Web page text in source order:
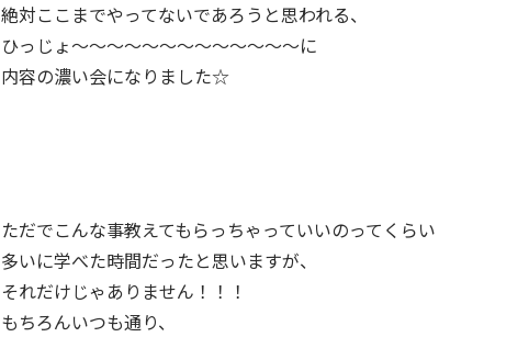
絶対ここまでやってないであろうと思われる、
ひっじょ～～～～～～～～～～～～～に
内容の濃い会になりました☆
ただでこんな事教えてもらっちゃっていいのってくらい
多いに学べた時間だったと思いますが、
それだけじゃありません！！！
もちろんいつも通り、